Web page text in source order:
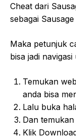
Cheat dari
sebagai
Maka petunjuk
bisa jadi navigasi
Temukan
anda bisa
Lalu buka
Dan
Klik